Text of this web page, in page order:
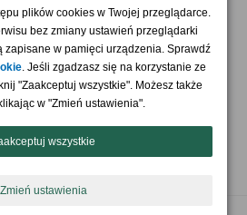
Nasi partnerzy
plików cookies w Twojej przeglądarce.
bez zmiany ustawień przeglądarki
zapisane w pamięci urządzenia. Sprawdź
. Jeśli zgadzasz się na korzystanie ze
"Zaakceptuj wszystkie". Możesz także
w "Zmień ustawienia".
wszystkie
Zmień ustawienia